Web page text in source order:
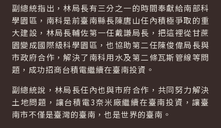
副總統指出，林局長有三分之一的時間奉獻給南部科
學園區，南科是前臺南縣長陳唐山任內積極爭取的重
大建設，林局長輔佐第一任戴謙局長，把這裡從甘蔗
園變成國際級科學園區，也協助第二任陳俊偉局長與
市政府合作，解決了南科用水及第二條瓦斯管線等問
題，成功招商台積電繼續在臺南投資。
副總統說，林局長任內也與市府合作，共同努力解決
土地問題，讓台積電3奈米廠繼續在臺南投資，讓臺
南市不僅是臺灣的臺南，也是世界的臺南。